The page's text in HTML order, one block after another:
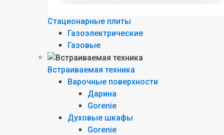
Стационарные плиты
Газоэлектрические
Газовые
Встраиваемая техника
Варочные поверхности
Дарина
Gorenie
Духовые шкафы
Gorenie